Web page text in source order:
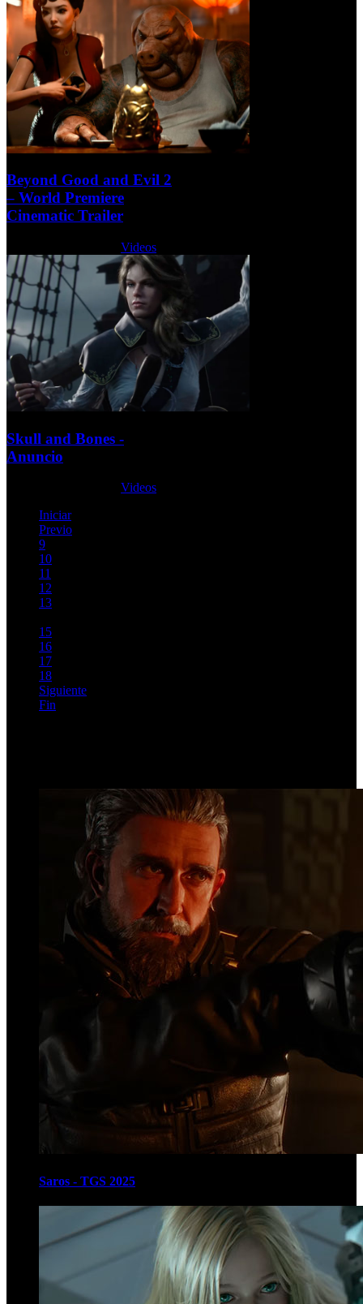
Beyond Good and Evil 2
– World Premiere
Cinematic Trailer
Videos
Skull and Bones -
Anuncio
Videos
Iniciar
Previo
9
10
11
12
13
15
16
17
18
Siguiente
Fin
Saros - TGS 2025